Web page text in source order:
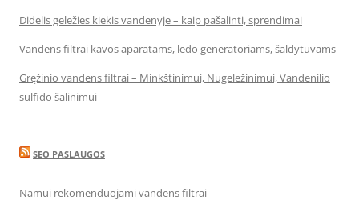
Didelis geležies kiekis vandenyje – kaip pašalinti, sprendimai
Vandens filtrai kavos aparatams, ledo generatoriams, šaldytuvams
Gręžinio vandens filtrai – Minkštinimui, Nugeležinimui, Vandenilio
sulfido šalinimui
SEO PASLAUGOS
Namui rekomenduojami vandens filtrai